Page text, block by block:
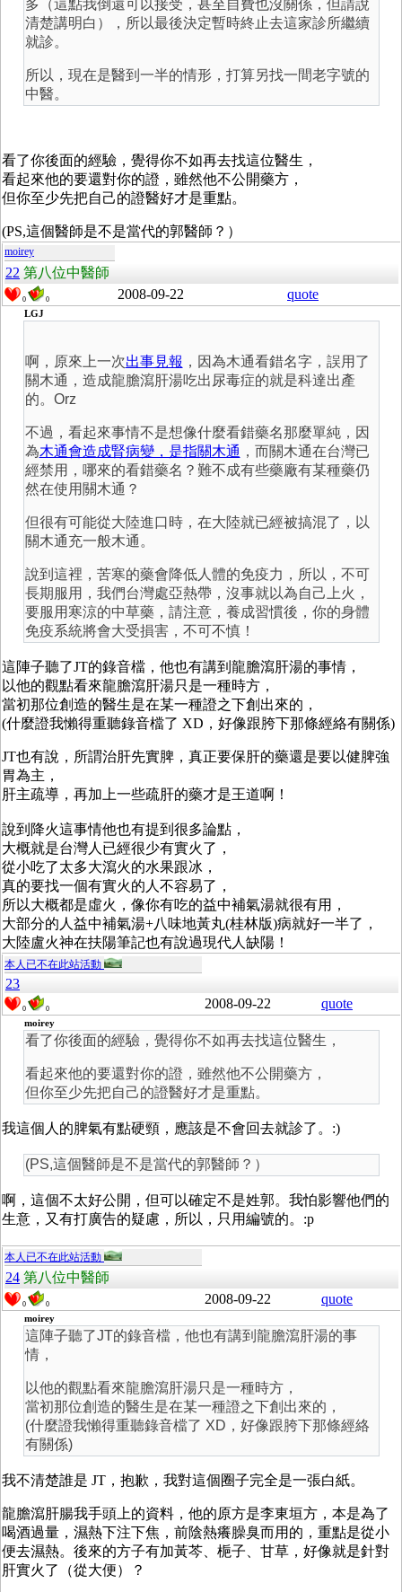
多（這點我倒還可以接受，甚至自費也沒關係，但請說
清楚講明白），所以最後決定暫時終止去這家診所繼續
就診。
所以，現在是醫到一半的情形，打算另找一間老字號的
中醫。
看了你後面的經驗，覺得你不如再去找這位醫生，
看起來他的要還對你的證，雖然他不公開藥方，
但你至少先把自己的證醫好才是重點。
(PS,這個醫師是不是當代的郭醫師？）
moirey
22 第八位中醫師
0 0 2008-09-22 quote
LGJ
啊，原來上一次出事見報 ，因為木通看錯名字，誤用了
關木通，造成龍膽瀉肝湯吃出尿毒症的就是科達出產
的。Orz
不過，看起來事情不是想像什麼看錯藥名那麼單純，因
為木通會造成腎病變，是指關木通 ，而關木通在台灣已
經禁用，哪來的看錯藥名？難不成有些藥廠有某種藥仍
然在使用關木通？
但很有可能從大陸進口時，在大陸就已經被搞混了，以
關木通充一般木通。
說到這裡，苦寒的藥會降低人體的免疫力，所以，不可
長期服用，我們台灣處亞熱帶，沒事就以為自己上火，
要服用寒涼的中草藥，請注意，養成習慣後，你的身體
免疫系統將會大受損害，不可不慎！
這陣子聽了JT的錄音檔，他也有講到龍膽瀉肝湯的事情，
以他的觀點看來龍膽瀉肝湯只是一種時方，
當初那位創造的醫生是在某一種證之下創出來的，
(什麼證我懶得重聽錄音檔了 XD，好像跟胯下那條經絡有關係)
JT也有說，所謂治肝先實脾，真正要保肝的藥還是要以健脾強
胃為主，
肝主疏導，再加上一些疏肝的藥才是王道啊！
說到降火這事情他也有提到很多論點，
大概就是台灣人已經很少有實火了，
從小吃了太多大瀉火的水果跟冰，
真的要找一個有實火的人不容易了，
所以大概都是虛火，像你有吃的益中補氣湯就很有用，
大部分的人益中補氣湯+八味地黃丸(桂林版)病就好一半了，
大陸盧火神在扶陽筆記也有說過現代人缺陽！
本人已不在此站活動
23
0 0 2008-09-22 quote
moirey
看了你後面的經驗，覺得你不如再去找這位醫生，
看起來他的要還對你的證，雖然他不公開藥方，
但你至少先把自己的證醫好才是重點。
我這個人的脾氣有點硬頸，應該是不會回去就診了。:)
(PS,這個醫師是不是當代的郭醫師？）
啊，這個不太好公開，但可以確定不是姓郭。我怕影響他們的
生意，又有打廣告的疑慮，所以，只用編號的。:p
本人已不在此站活動
24 第八位中醫師
0 0 2008-09-22 quote
moirey
這陣子聽了JT的錄音檔，他也有講到龍膽瀉肝湯的事
情，
以他的觀點看來龍膽瀉肝湯只是一種時方，
當初那位創造的醫生是在某一種證之下創出來的，
(什麼證我懶得重聽錄音檔了 XD，好像跟胯下那條經絡
有關係)
我不清楚誰是 JT，抱歉，我對這個圈子完全是一張白紙。
龍膽瀉肝腸我手頭上的資料，他的原方是李東垣方，本是為了
喝酒過量，濕熱下注下焦，前陰熱癢臊臭而用的，重點是從小
便去濕熱。後來的方子有加黃芩、梔子、甘草，好像就是針對
肝實火了（從大便）？